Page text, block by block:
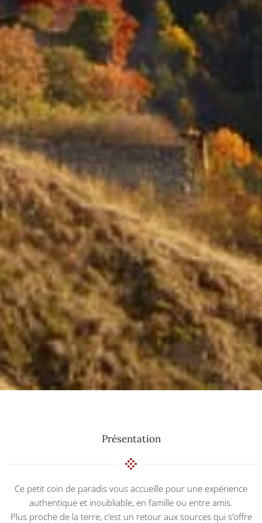
Présentation
Ce petit coin de paradis vous accueille pour une expérience
authentique et inoubliable, en famille ou entre amis.
Plus proche de la terre, c’est un retour aux sources qui s’offre